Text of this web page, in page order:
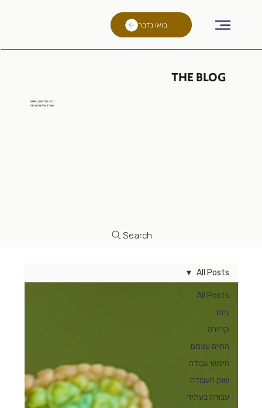
בואו נדבר
THE BLOG
בלוגעלגיוס, טאלנט
ועתידעולם העבודה
Search
All Posts
גיוס
קריירה
החיים עצמם
חיפוש עבודה
שוק העבודה
עבודה בעתיד
All Posts